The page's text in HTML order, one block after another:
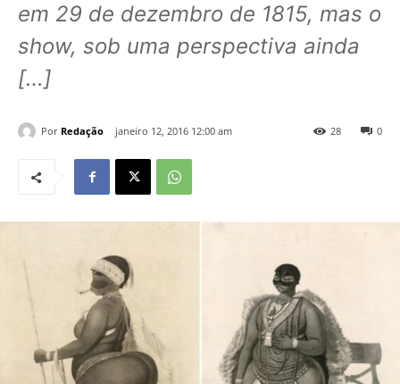
em 29 de dezembro de 1815, mas o
show, sob uma perspectiva ainda
[…]
Por Redação janeiro 12, 2016 12:00 am 0
28